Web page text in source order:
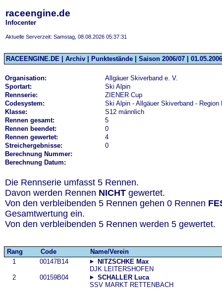
raceengine.de
Infocenter
Aktuelle Serverzeit: Samstag, 08.08.2026 05:37:31
RACEENGINE.DE | Archiv | Punktestände | Saison 2006/07 |
Organisation:
Allgäuer Skiverband e. V.
Sportart:
Ski Alpin
Rennserie:
ZIENER Cup
Codesystem:
Ski Alpin - Allgäuer Skiverband - Region
Klasse:
S12 männlich
Rennen gesamt:
5
Rennen beendet:
0
Rennen gewertet:
4
Streichergebnisse:
0
Berechnung Nummer:
Berechnung Datum:
Die Rennserie umfasst 5 Rennen.
Davon werden Rennen NICHT gewertet.
Von den verbleibenden 5 Rennen gehen 0 Rennen
Gesamtwertung ein.
Von den verbleibenden 5 Rennen werden 5 gewertet.
Rang Code
Name/Verein
1
00147B14
NITZSCHKE Max
DJK LEITERSHOFEN
2
00159B04
SCHALLER Luca
SSV MARKT RETTENBACH